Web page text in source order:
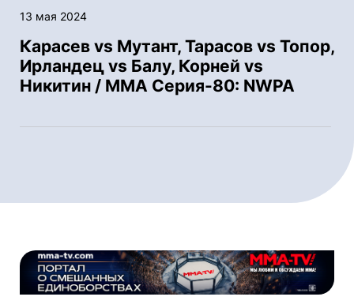
13 мая 2024
Карасев vs Мутант, Тарасов vs Топор,
Ирландец vs Балу, Корней vs
Никитин / ММА Серия-80: NWPA